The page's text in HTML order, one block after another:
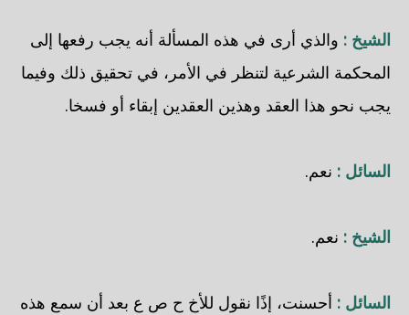
الشيخ : والذي أرى في هذه المسألة أنه يجب رفعها إلى
المحكمة الشرعية لتنظر في الأمر، في تحقيق ذلك وفيما
يجب نحو هذا العقد وهذين العقدين إبقاء أو فسخا.
السائل : نعم.
الشيخ : نعم.
السائل : أحسنت، إذًا نقول للأخ ح ص ع بعد أن سمع هذه